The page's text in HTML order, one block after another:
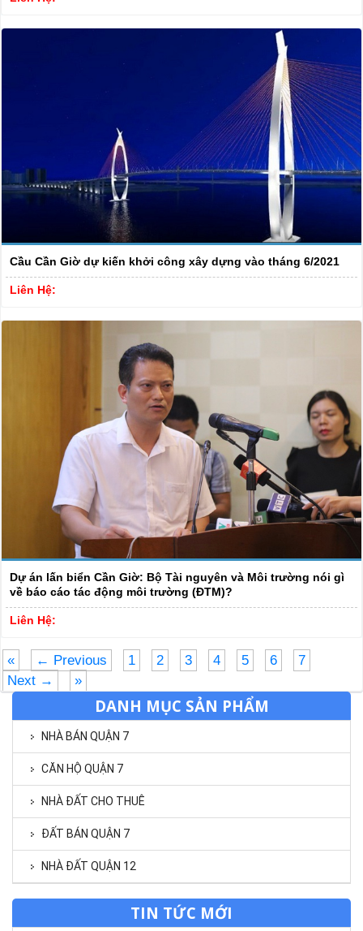
Cầu Cần Giờ dự kiến khởi công xây dựng vào tháng 6/2021
Liên Hệ:
Dự án lấn biển Cần Giờ: Bộ Tài nguyên và Môi trường nói gì
về báo cáo tác động môi trường (ĐTM)?
Liên Hệ:
« ← Previous 1 2 3 4 5 6
7
Next →
»
DANH MỤC SẢN PHẨM
NHÀ BÁN QUẬN 7
CĂN HỘ QUẬN 7
NHÀ ĐẤT CHO THUÊ
ĐẤT BÁN QUẬN 7
NHÀ ĐẤT QUẬN 12
TIN TỨC MỚI